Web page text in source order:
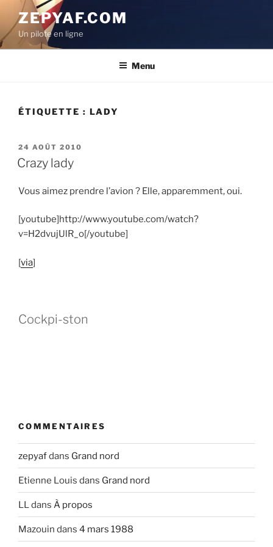
contenu
principal
ZEPYAF.COM
Un pilote en ligne
Menu
ÉTIQUETTE : LADY
PUBLIÉ
LE
24 AOÛT 2010
Crazy lady
Vous aimez prendre l’avion ? Elle, apparemment, oui.
[youtube]http://www.youtube.com/watch?
v=H2dvujUlR_o[/youtube]
[via]
Cockpi-ston
COMMENTAIRES
zepyafdans Grand nord
Etienne Louis dans Grand nord
LLdans À propos
Mazouin dans 4 mars 1988